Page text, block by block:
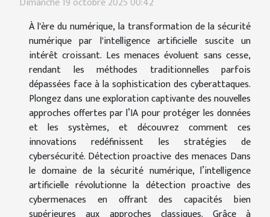
À l'ère du numérique, la transformation de la sécurité
numérique par l'intelligence artificielle suscite un
intérêt croissant. Les menaces évoluent sans cesse,
rendant les méthodes traditionnelles parfois
dépassées face à la sophistication des cyberattaques.
Plongez dans une exploration captivante des nouvelles
approches offertes par l’IA pour protéger les données
et les systèmes, et découvrez comment ces
innovations redéfinissent les stratégies de
cybersécurité. Détection proactive des menaces Dans
le domaine de la sécurité numérique, l’intelligence
artificielle révolutionne la détection proactive des
cybermenaces en offrant des capacités bien